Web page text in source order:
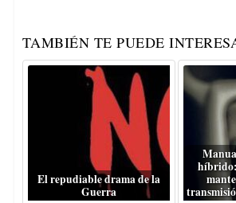
TAMBIÉN TE PUEDE
El repudiable drama de la
Guerra